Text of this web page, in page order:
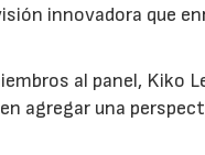
innovadora que
al panel, Kiko
agregar una